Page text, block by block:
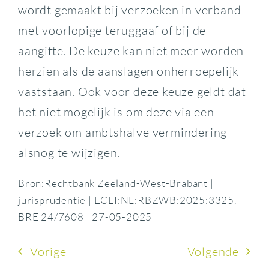
wordt gemaakt bij verzoeken in verband
met voorlopige teruggaaf of bij de
aangifte. De keuze kan niet meer worden
herzien als de aanslagen onherroepelijk
vaststaan. Ook voor deze keuze geldt dat
het niet mogelijk is om deze via een
verzoek om ambtshalve vermindering
alsnog te wijzigen.
Bron:Rechtbank Zeeland-West-Brabant |
jurisprudentie | ECLI:NL:RBZWB:2025:3325,
BRE 24/7608 | 27-05-2025
Vorige Volgende